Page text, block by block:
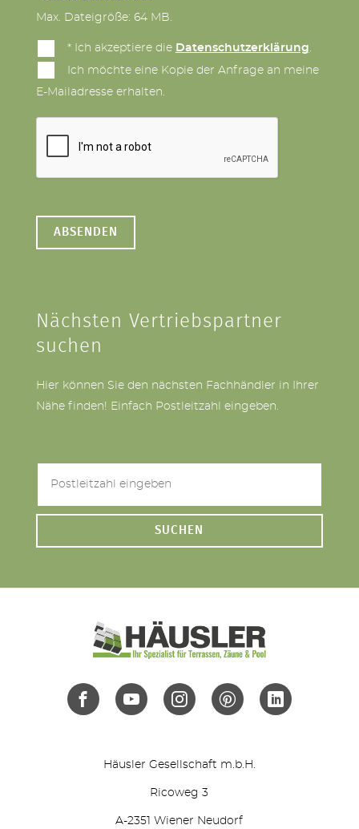
Max. Dateigröße: 64 MB.
* Ich akzeptiere die Datenschutzerklärung.
Ich möchte eine Kopie der Anfrage an meine
E-Mailadresse erhalten.
Nächsten Vertriebspartner
suchen
Hier können Sie den nächsten Fachhändler in Ihrer
Nähe finden! Einfach Postleitzahl eingeben.
SUCHEN
Häusler Gesellschaft m.b.H.
Ricoweg 3
A-2351 Wiener Neudorf